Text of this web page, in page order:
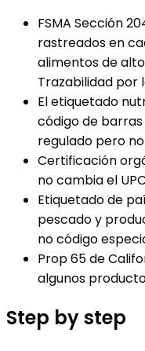
FSMA Sección
rastreados en
alimentos de
Trazabilidad por
El etiquetado
código de
regulado pero
Certificación
no cambia el
Etiquetado de
pescado y
no código
Prop 65 de
algunos
Step by step